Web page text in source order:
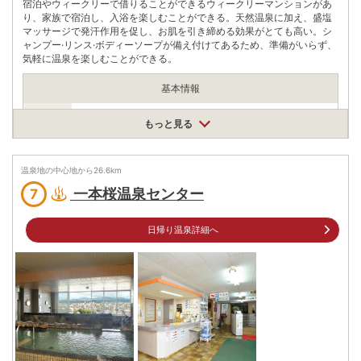
宿泊やウィークリーで借りることができるウィークリーマンションがあ
り、家族で宿泊し、入浴を楽しむことができる。天然温泉に加え、盛塩
マッサージで発汗作用を促し、お肌を引き締める効果がとても高い。シ
ャンプー·リンス·ボディーソープが備え付けてあるため、準備がいらず、
気軽に温泉を楽しむことができる。
基本情報
営業時間
入浴料 大人420円/込、小学生150円/込、6歳未満80円/込
泉質 塩化物泉
アクセス
住所
鹿児島県鹿児島市易居町3-28 ヘルスプラザかごっま
車
JR鹿児島中央駅より車で約3分
公共交通機関
「市役所前」「水族館口」電停より徒歩約3分
駐車場 無料（20台）
もっと見る
温泉地の中心地から26.6km
7 一本桜温泉センター
日帰り温泉詳細へ